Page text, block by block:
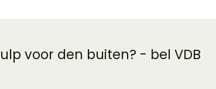
voor den buiten? - bel VDB